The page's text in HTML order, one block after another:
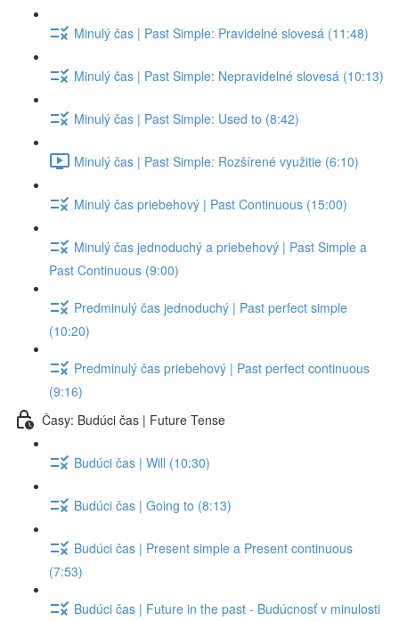
Minulý čas | Past Simple: Pravidelné slovesá (11:48)
Minulý čas | Past Simple: Nepravidelné slovesá (10:13)
Minulý čas | Past Simple: Used to (8:42)
Minulý čas | Past Simple: Rozšírené využitie (6:10)
Minulý čas priebehový | Past Continuous (15:00)
Minulý čas jednoduchý a priebehový | Past Simple a
Past Continuous (9:00)
Predminulý čas jednoduchý | Past perfect simple
(10:20)
Predminulý čas priebehový | Past perfect continuous
(9:16)
Časy: Budúci čas | Future Tense
Budúci čas | Will (10:30)
Budúci čas | Going to (8:13)
Budúci čas | Present simple a Present continuous
(7:53)
Budúci čas | Future in the past - Budúcnosť v minulosti